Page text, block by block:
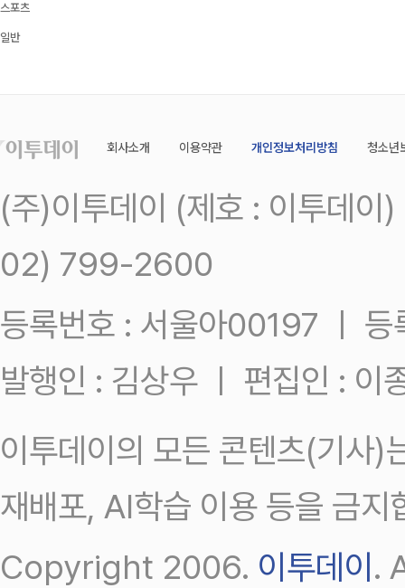
스포츠
일반
회사소개 이용약관 개인정보처리방침 청소년
(주)이투데이 (제호 : 이투데
02) 799-2600
등록번호 : 서울아00197 ㅣ
발행인 : 김상우 ㅣ 편집인 : 이
이투데이의 모든 콘텐츠(기사)
재배포, AI학습 이용 등을 금지
Copyright 2006. 이투데이.